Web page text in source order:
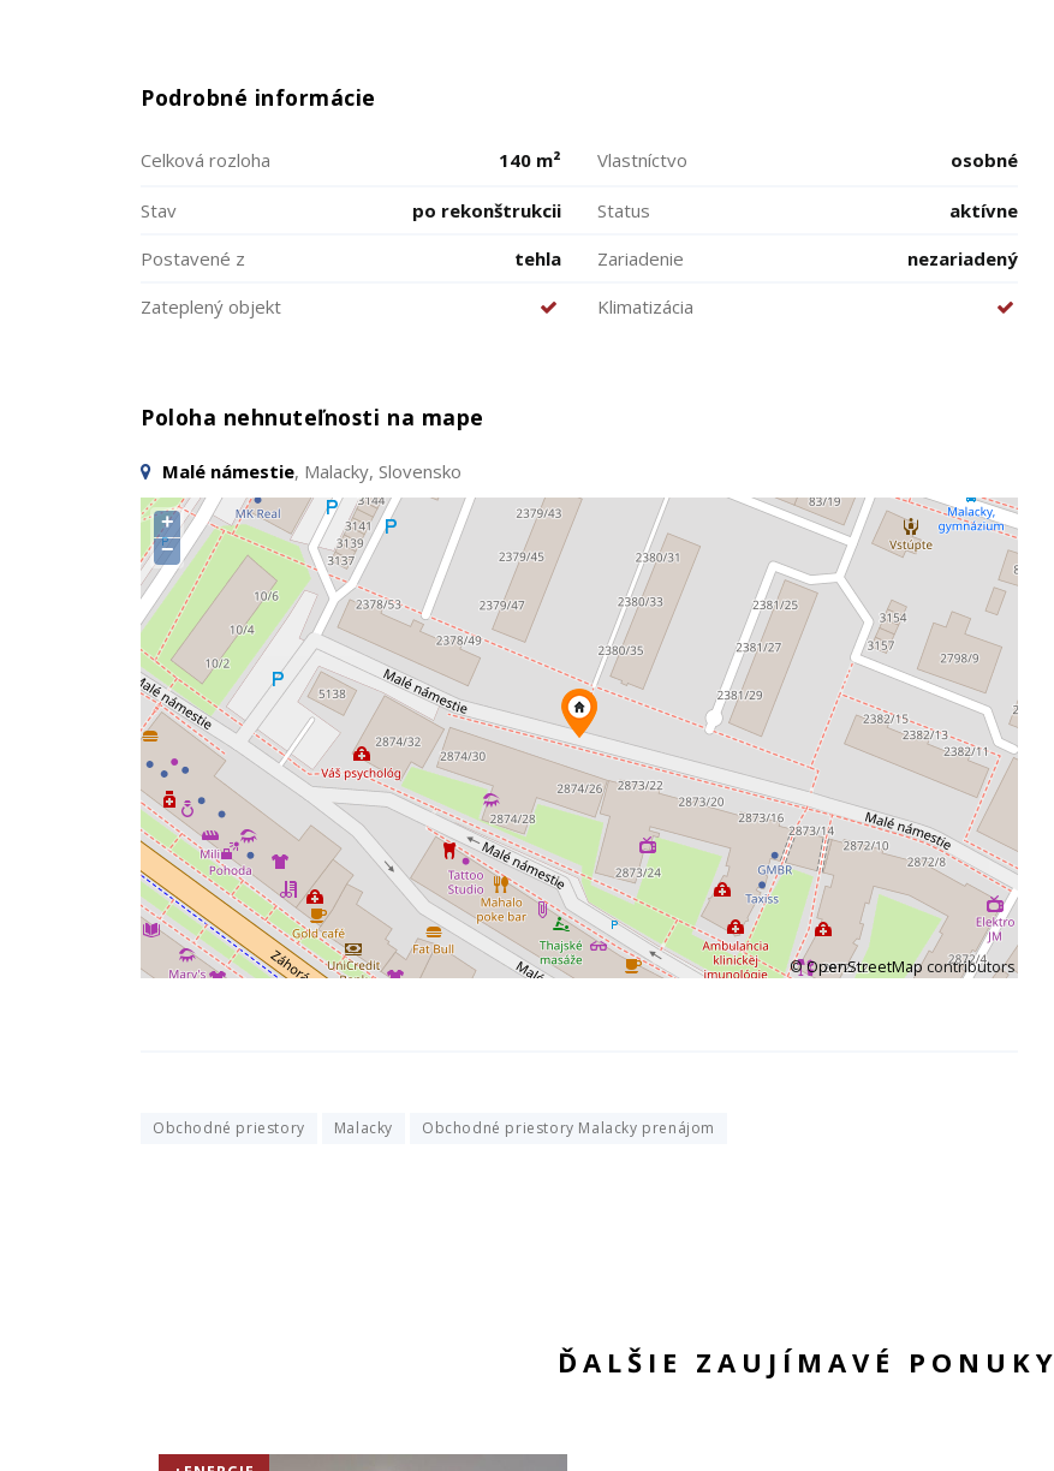
Podrobné informácie
Celková rozloha 140 m² Vlastníctvo osobné
Stav po rekonštrukcii Status
aktívne
Postavené z
tehla Zariadenie
nezariadený
Zateplený objekt
Klimatizácia
Poloha nehnuteľnosti na mape
Malé námestie, Malacky, Slovensko
+
−
©OpenStreetMapcontributors
Obchodné priestory Malacky Obchodné priestory Malacky prenájom
ĎALŠIE ZAUJÍMAVÉ PONUKY